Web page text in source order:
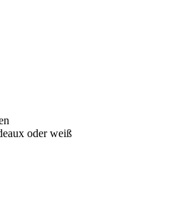
oder weiß